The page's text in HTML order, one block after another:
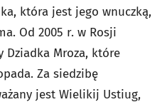
która jest jego wnuczką,
Od 2005 r. w Rosji
Dziadka Mroza, które
Za siedzibę
jest Wielikij Ustiug,